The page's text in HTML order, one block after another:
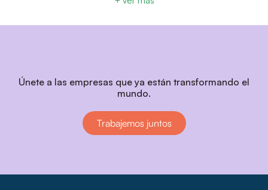
Únete a las empresas que ya están transformando el
mundo.
Trabajemos juntos